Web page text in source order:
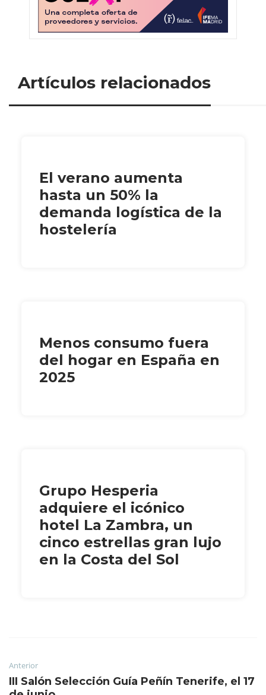
Artículos relacionados
El verano aumenta
hasta un 50% la
demanda logística de la
hostelería
Menos consumo fuera
del hogar en España en
2025
Grupo Hesperia
adquiere el icónico
hotel La Zambra, un
cinco estrellas gran lujo
en la Costa del Sol
Anterior
III Salón Selección Guía Peñín Tenerife, el 17